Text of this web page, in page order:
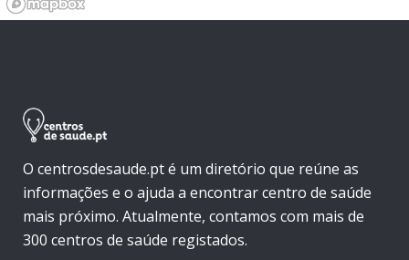
O centrosdesaude.pt é um diretório que reúne as
informações e o ajuda a encontrar centro de saúde
mais próximo. Atualmente, contamos com mais de
300 centros de saúde registados.